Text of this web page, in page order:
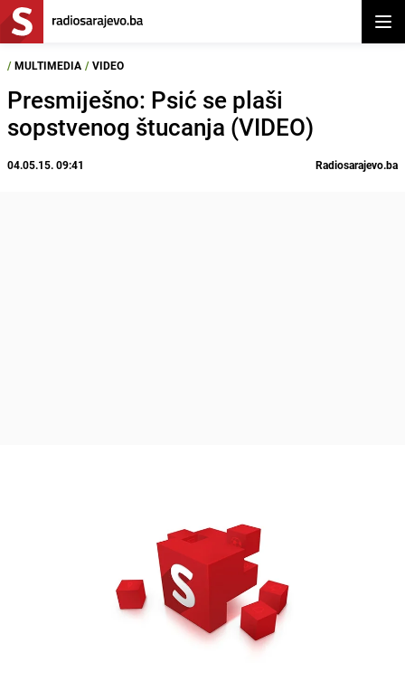
/ MULTIMEDIA / VIDEO
Presmiješno: Psić se plaši
sopstvenog štucanja (VIDEO)
04.05.15. 09:41 Radiosarajevo.ba